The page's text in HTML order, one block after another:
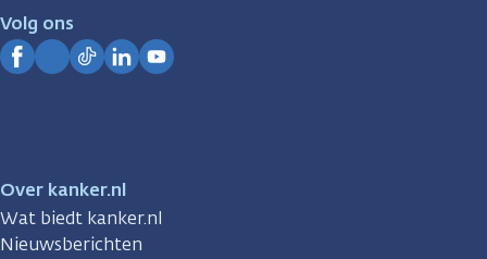
Volg ons
Over kanker.nl
Wat biedt kanker.nl
Nieuwsberichten